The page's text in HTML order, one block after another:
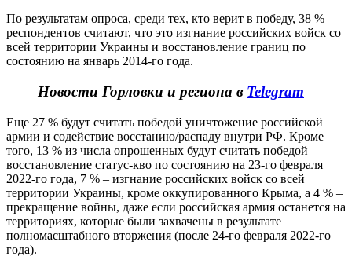
По результатам опроса, среди тех, кто верит в победу, 38 %
респондентов считают, что это изгнание российских войск со
всей территории Украины и восстановление границ по
состоянию на январь 2014-го года.
Новости Горловки и региона в Telegram
Еще 27 % будут считать победой уничтожение российской
армии и содействие восстанию/распаду внутри РФ. Кроме
того, 13 % из числа опрошенных будут считать победой
восстановление статус-кво по состоянию на 23-го февраля
2022-го года, 7 % – изгнание российских войск со всей
территории Украины, кроме оккупированного Крыма, а 4 % –
прекращение войны, даже если российская армия останется на
территориях, которые были захвачены в результате
полномасштабного вторжения (после 24-го февраля 2022-го
года).